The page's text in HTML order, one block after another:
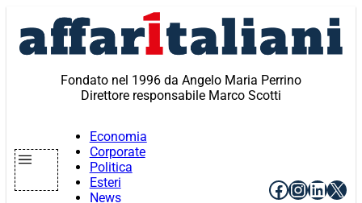
contenuto
Fondato nel 1996 da Angelo Maria Perrino
Direttore responsabile Marco Scotti
Economia
Corporate
Politica
Esteri
News
Facebook
X